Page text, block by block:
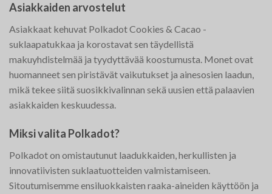
Asiakkaiden arvostelut
Asiakkaat kehuvat Polkadot Cookies & Cacao -
suklaapatukkaa ja korostavat sen täydellistä
makuyhdistelmää ja tyydyttävää koostumusta. Monet ovat
huomanneet sen piristävät vaikutukset ja ainesosien laadun,
mikä tekee siitä suosikkivalinnan sekä uusien että palaavien
asiakkaiden keskuudessa.
Miksi valita Polkadot?
Polkadot on omistautunut laadukkaiden, herkullisten ja
innovatiivisten suklaatuotteiden valmistamiseen.
Sitoutumisemme ensiluokkaisten raaka-aineiden käyttöön ja